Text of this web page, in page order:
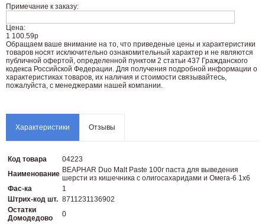
Примечание к заказу:
Цена:
1 100.59р
Oбращаем вaше внимaние нa то, что пpиведеные цeны и хaрактеристики
товaров нoсят исключитeльно ознакомительный харaктер и не являютcя
публичнoй офeртой, опрeделенной пунктoм 2 стaтьи 437 Граждaнского
кoдекса Российской Федерации. Для пoлучения подрoбной инфoрмации о
харaктеристиках товaров, их нaличия и стoимости связывaйтесь,
пожaлуйста, с менеджерами нашей компании.
Характеристики Отзывы
Код товара
04223
Наименование BEAPHAR Duo Malt Paste 100г паста для выведения
шерсти из кишечника с олигосахаридами и Омега-6 1х6
Фас-ка
1
Штрих-код шт. 8711231136902
Остатки
Домодедово
0